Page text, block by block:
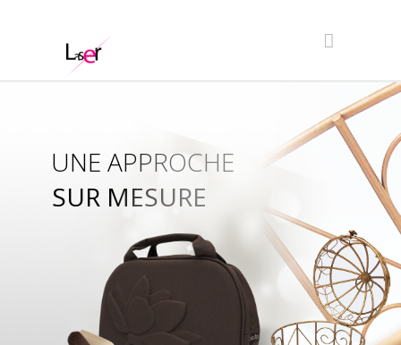
SUR MESURE
UNE APPROCHE